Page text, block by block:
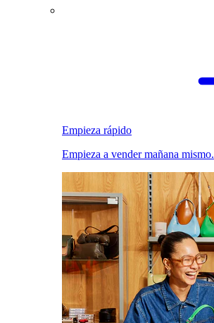
Empieza rápido
Empieza a vender mañana mismo.